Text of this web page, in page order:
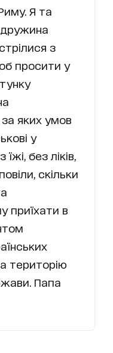
Я та
з
просити у
за яких умов
у
без ліків,
скільки
приїхати в
територію
Папа